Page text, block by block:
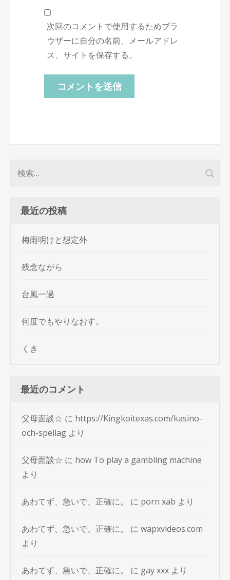
次回のコメントで使用するためブラ
ウザーに自分の名前、メールアドレ
ス、サイトを保存する。
検
最近の投稿
梅雨明けと想定外
残念ながら
台風一過
何度でもやりなおす。
くき
最近のコメント
父母面談☆ に https://Kingkoitexas.com/kasino-
och-spellag より
父母面談☆ に how To play a gambling machine
より
あわてず、急いで、正確に。 に porn xab より
あわてず、急いで、正確に。 に wapxvideos.com
より
あわてず、急いで、正確に。 に gay xxx より